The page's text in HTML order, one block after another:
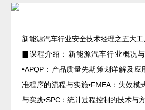
新能源汽车行业安全技术经理之五大工
▊课程介绍：新能源汽车行业概况
•APQP：产品质量先期策划详解及应
准程序的流程与实施•FMEA：失效模
与实践•SPC：统计过程控制的技术与